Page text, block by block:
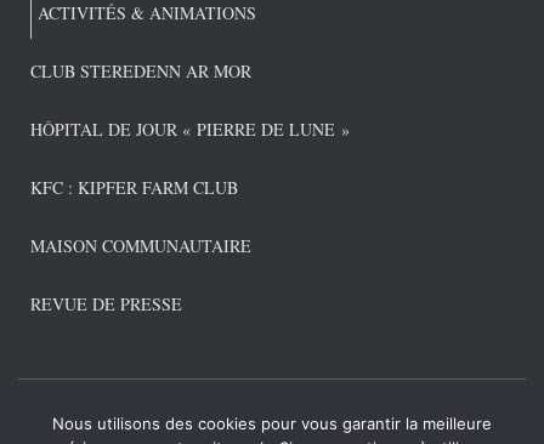
ACTIVITÉS & ANIMATIONS
CLUB STEREDENN AR MOR
HÔPITAL DE JOUR « PIERRE DE LUNE »
KFC : KIPFER FARM CLUB
MAISON COMMUNAUTAIRE
REVUE DE PRESSE
CONNEXION ADMIN POLITIQUE DE CONFIDENTIALITÉ
Nous utilisons des cookies pour vous garantir la meilleure